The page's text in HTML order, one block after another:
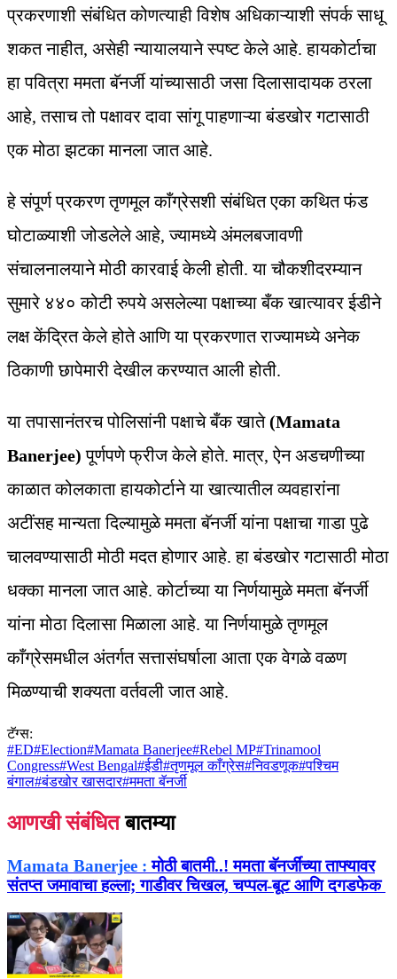
प्रकरणाशी संबंधित कोणत्याही विशेष अधिकाऱ्याशी संपर्क साधू
शकत नाहीत, असेही न्यायालयाने स्पष्ट केले आहे. हायकोर्टाचा
हा पवित्रा ममता बॅनर्जी यांच्यासाठी जसा दिलासादायक ठरला
आहे, तसाच तो पक्षावर दावा सांगू पाहणाऱ्या बंडखोर गटासाठी
एक मोठा झटका मानला जात आहे.
हे संपूर्ण प्रकरण तृणमूल काँग्रेसशी संबंधित एका कथित फंड
घोटाळ्याशी जोडलेले आहे, ज्यामध्ये अंमलबजावणी
संचालनालयाने मोठी कारवाई केली होती. या चौकशीदरम्यान
सुमारे ४४० कोटी रुपये असलेल्या पक्षाच्या बँक खात्यावर ईडीने
लक्ष केंद्रित केले होते आणि या प्रकरणात राज्यामध्ये अनेक
ठिकाणी छापेमारी देखील करण्यात आली होती.
या तपासानंतरच पोलिसांनी पक्षाचे बँक खाते(Mamata
Banerjee)पूर्णपणे फ्रीज केले होते. मात्र, ऐन अडचणीच्या
काळात कोलकाता हायकोर्टाने या खात्यातील व्यवहारांना
अटींसह मान्यता दिल्यामुळे ममता बॅनर्जी यांना पक्षाचा गाडा पुढे
चालवण्यासाठी मोठी मदत होणार आहे. हा बंडखोर गटासाठी मोठा
धक्का मानला जात आहे. कोर्टाच्या या निर्णयामुळे ममता बॅनर्जी
यांना मोठा दिलासा मिळाला आहे. या निर्णयामुळे तृणमूल
काँग्रेसमधील अंतर्गत सत्तासंघर्षाला आता एक वेगळे वळण
मिळण्याची शक्यता वर्तवली जात आहे.
टॅग्स:
#ED#Election#Mamata Banerjee#Rebel MP#Trinamool
Congress#West Bengal#ईडी#तृणमूल काँग्रेस#निवडणूक#पश्चिम
बंगाल#बंडखोर खासदार#ममता बॅनर्जी
आणखी संबंधित बातम्या
Mamata Banerjee : मोठी बातमी..! ममता बॅनर्जींच्या ताफ्यावर
संतप्त जमावाचा हल्ला; गाडीवर चिखल, चप्पल-बूट आणि दगडफेक